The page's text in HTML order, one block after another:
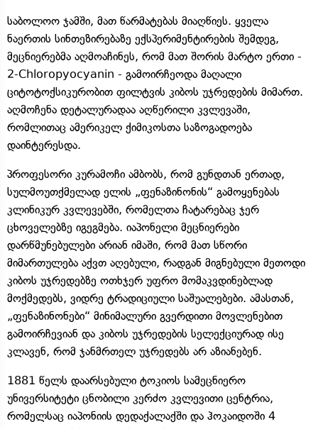
საბოლოო ჯამში, მათ წარმატებას მიაღწიეს. ყველა
ნაერთის სინთეზირებაზე ექსპერიმენტირების შემდეგ,
მეცნიერებმა აღმოაჩინეს, რომ მათ შორის მარტო ერთი -
2-Chloropyocyanin - გამოირჩეოდა მაღალი
ციტოტოქსიკურობით ფილტვის კიბოს უჯრედების მიმართ.
აღმოჩენა დეტალურადაა აღწერილი კვლევაში,
რომლითაც ამერიკელ ქიმიკოსთა საზოგადოება
დაინტერესდა.
პროფესორი კურამოჩი ამბობს, რომ გუნდთან ერთად,
სულმოუთქმელად ელის „ფენაზინონის“ გამოყენებას
კლინიკურ კვლევებში, რომელთა ჩატარებაც ჯერ
ცხოველებზე იგეგმება. იაპონელი მეცნიერები
დარწმუნებულები არიან იმაში, რომ მათ სწორი
მიმართულება აქვთ აღებული, რადგან მიგნებული მეთოდი
კიბოს უჯრედებზე ოთხჯერ უფრო მომაკვდინებლად
მოქმედებს, ვიდრე ტრადიციული საშუალებები. ამასთან,
„ფენაზინონები“ მინიმალური გვერდითი მოვლენებით
გამოირჩევიან და კიბოს უჯრედების სელექციურად ისე
კლავენ, რომ ჯანმრთელ უჯრედებს არ აზიანებენ.
1881 წელს დაარსებული ტოკიოს სამეცნიერო
უნივერსიტეტი ცნობილი კერძო კვლევითი ცენტრია,
რომელსაც იაპონიის დედაქალაქში და ჰოკაიდოში 4